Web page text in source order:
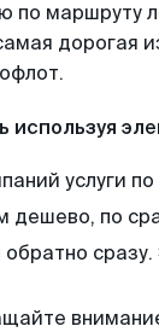
по маршруту
дорогая
используя
услуги
дешево, по